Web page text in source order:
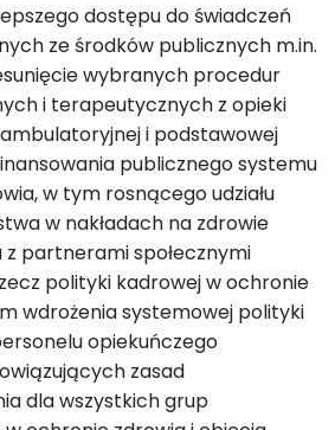
dostępu do świadczeń
ze środków publicznych m.in.
wybranych procedur
i terapeutycznych z opieki
i podstawowej
publicznego systemu
w tym rosnącego udziału
w nakładach na zdrowie
partnerami społecznymi
polityki kadrowej w ochronie
wdrożenia systemowej polityki
opiekuńczego
zasad
dla wszystkich grup